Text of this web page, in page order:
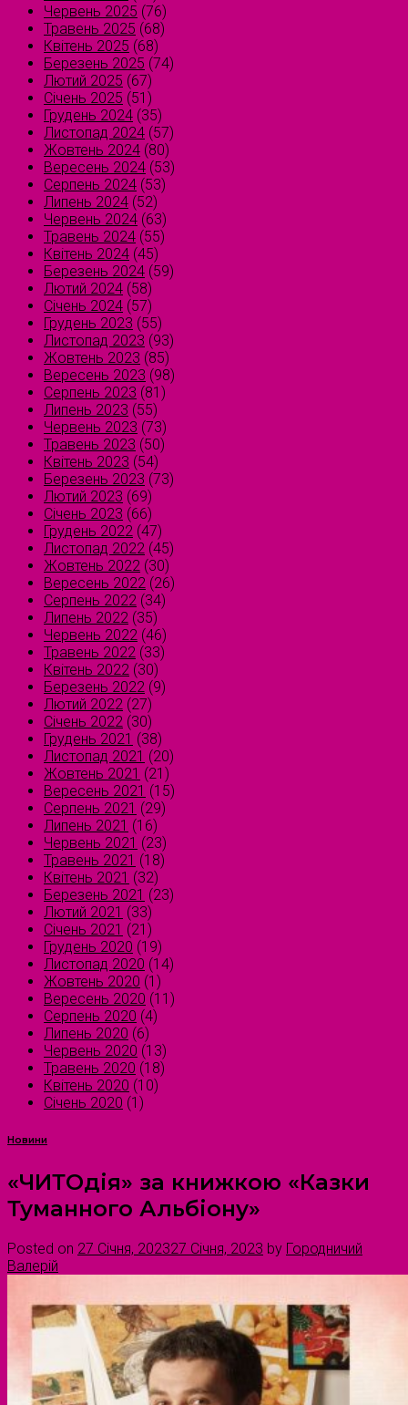
Червень 2025 (76)
Травень 2025 (68)
Квітень 2025 (68)
Березень 2025 (74)
Лютий 2025 (67)
Січень 2025 (51)
Грудень 2024 (35)
Листопад 2024 (57)
Жовтень 2024 (80)
Вересень 2024 (53)
Серпень 2024 (53)
Липень 2024 (52)
Червень 2024 (63)
Травень 2024 (55)
Квітень 2024 (45)
Березень 2024 (59)
Лютий 2024 (58)
Січень 2024 (57)
Грудень 2023 (55)
Листопад 2023 (93)
Жовтень 2023 (85)
Вересень 2023 (98)
Серпень 2023 (81)
Липень 2023 (55)
Червень 2023 (73)
Травень 2023 (50)
Квітень 2023 (54)
Березень 2023 (73)
Лютий 2023 (69)
Січень 2023 (66)
Грудень 2022 (47)
Листопад 2022 (45)
Жовтень 2022 (30)
Вересень 2022 (26)
Серпень 2022 (34)
Липень 2022 (35)
Червень 2022 (46)
Травень 2022 (33)
Квітень 2022 (30)
Березень 2022 (9)
Лютий 2022 (27)
Січень 2022 (30)
Грудень 2021 (38)
Листопад 2021 (20)
Жовтень 2021 (21)
Вересень 2021 (15)
Серпень 2021 (29)
Липень 2021 (16)
Червень 2021 (23)
Травень 2021 (18)
Квітень 2021 (32)
Березень 2021 (23)
Лютий 2021 (33)
Січень 2021 (21)
Грудень 2020 (19)
Листопад 2020 (14)
Жовтень 2020 (1)
Вересень 2020 (11)
Серпень 2020 (4)
Липень 2020 (6)
Червень 2020 (13)
Травень 2020 (18)
Квітень 2020 (10)
Січень 2020 (1)
Новини
«ЧИТОдія» за книжкою «Казки
Туманного Альбіону»
Posted on 27 Січня, 202327 Січня, 2023 by Городничий
Валерій